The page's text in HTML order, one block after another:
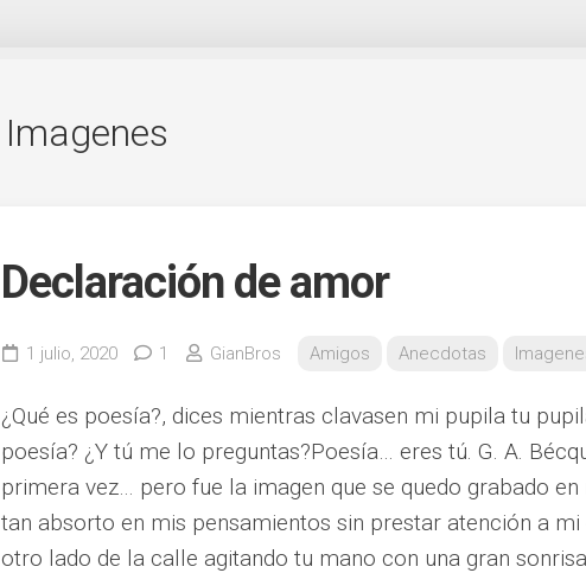
Imagenes
Declaración de amor
1 julio, 2020 1 GianBros Amigos Anecdotas
¿Qué es poesía?, dices mientras clavasen mi pupila tu
poesía? ¿Y tú me lo preguntas?Poesía… eres tú. G. A.
primera vez… pero fue la imagen que se quedo grabado
tan absorto en mis pensamientos sin prestar atención a
otro lado de la calle agitando tu mano con una gran